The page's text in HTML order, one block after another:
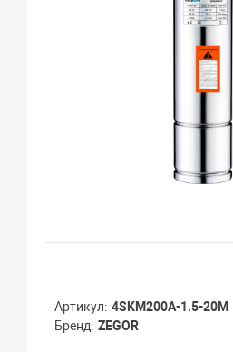
Артикул 4SKM200A-1.5-20M
Бренд ZEGOR